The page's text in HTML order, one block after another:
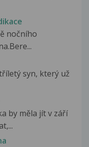
nočního
syn, který už
by měla jít v září